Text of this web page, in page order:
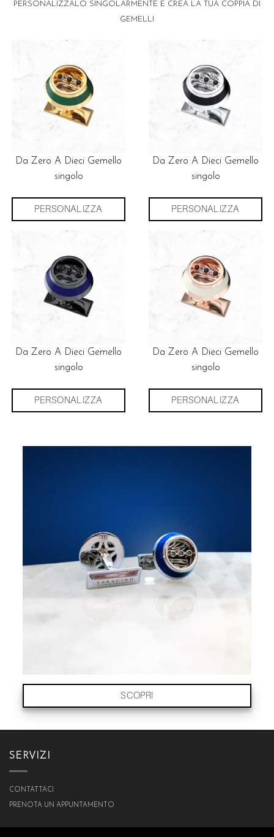
PERSONALIZZALO SINGOLARMENTE E CREA LA TUA COPPIA DI
GEMELLI
Da Zero A Dieci Gemello
singolo
PERSONALIZZA
Da Zero A Dieci Gemello
singolo
PERSONALIZZA
Da Zero A Dieci Gemello
singolo
PERSONALIZZA
Da Zero A Dieci Gemello
singolo
PERSONALIZZA
SCOPRI
SERVIZI
CONTATTACI
PRENOTA UN APPUNTAMENTO